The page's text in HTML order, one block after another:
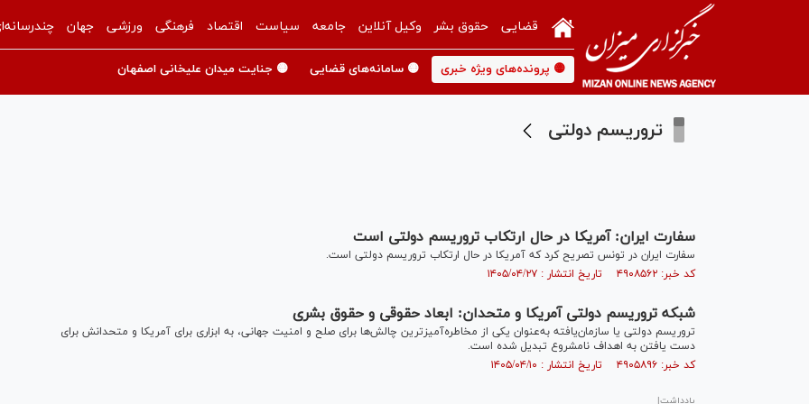
قضایی حقوق بشر وکیل آنلاین جامعه سیاست اقتصاد فرهنگی ورزشی جهان
🟡 پرونده‌های ویژه خبری 🟡 سامانه‌های قضایی 🟡 جنایت میدان علیخانی اصفهان
تروریسم دولتی
سفارت ایران: آمریکا در حال ارتکاب تروریسم دولتی است
سفارت ایران در تونس تصریح کرد که آمریکا در حال ارتکاب تروریسم دولتی است.
کد خبر: ۴۹۰۸۵۶۲ تاریخ انتشار : ۱۴۰۵/۰۴/۲۷
شبکه تروریسم دولتی آمریکا و متحدان: ابعاد حقوقی و حقوق بشری
تروریسم دولتی یا سازمان‌یافته به‌عنوان یکی از مخاطره‌آمیزترین چالش‌ها برای صلح و امنیت جهانی، به ابزاری برای آمریکا و متحدانش برای
دست یافتن به اهداف نامشروع تبدیل شده است.
کد خبر: ۴۹۰۵۸۹۶ تاریخ انتشار : ۱۴۰۵/۰۴/۱۰
یادداشت|